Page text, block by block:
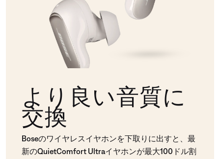
より良い音質に
交換
Boseのワイヤレスイヤホンを下取りに出すと、最
新のQuietComfort Ultraイヤホンが最大100ドル割